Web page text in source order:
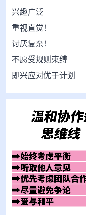
兴趣广泛
重视直觉！
讨厌复杂！
不愿受规则束缚
即兴应对优于计划